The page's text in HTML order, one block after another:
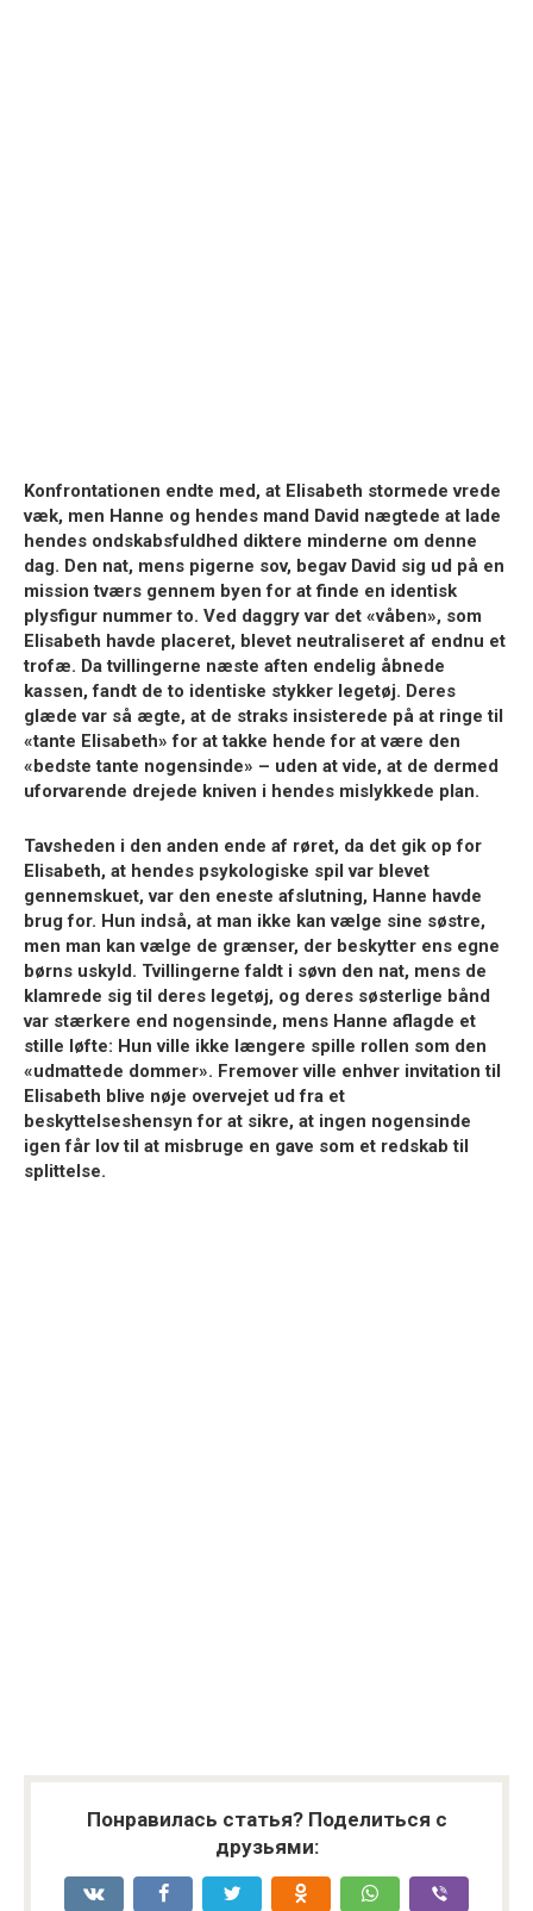
Konfrontationen endte med, at Elisabeth stormede vrede
væk, men Hanne og hendes mand David nægtede at lade
hendes ondskabsfuldhed diktere minderne om denne
dag. Den nat, mens pigerne sov, begav David sig ud på en
mission tværs gennem byen for at finde en identisk
plysfigur nummer to. Ved daggry var det «våben», som
Elisabeth havde placeret, blevet neutraliseret af endnu et
trofæ. Da tvillingerne næste aften endelig åbnede
kassen, fandt de to identiske stykker legetøj. Deres
glæde var så ægte, at de straks insisterede på at ringe til
«tante Elisabeth» for at takke hende for at være den
«bedste tante nogensinde» – uden at vide, at de dermed
uforvarende drejede kniven i hendes mislykkede plan.
Tavsheden i den anden ende af røret, da det gik op for
Elisabeth, at hendes psykologiske spil var blevet
gennemskuet, var den eneste afslutning, Hanne havde
brug for. Hun indså, at man ikke kan vælge sine søstre,
men man kan vælge de grænser, der beskytter ens egne
børns uskyld. Tvillingerne faldt i søvn den nat, mens de
klamrede sig til deres legetøj, og deres søsterlige bånd
var stærkere end nogensinde, mens Hanne aflagde et
stille løfte: Hun ville ikke længere spille rollen som den
«udmattede dommer». Fremover ville enhver invitation til
Elisabeth blive nøje overvejet ud fra et
beskyttelseshensyn for at sikre, at ingen nogensinde
igen får lov til at misbruge en gave som et redskab til
splittelse.
Понравилась статья? Поделиться с
друзьями: